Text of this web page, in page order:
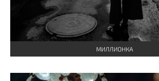
МИЛЛИОНКА